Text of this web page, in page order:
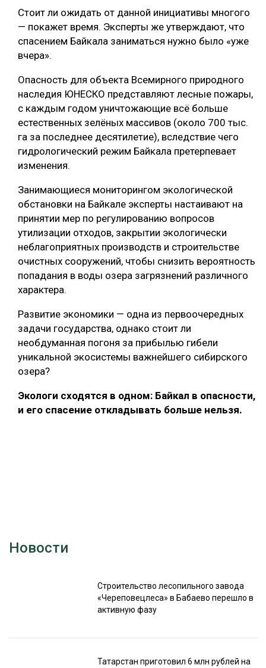
Стоит ли ожидать от данной инициативы многого
— покажет время. Эксперты же утверждают, что
спасением Байкала заниматься нужно было «уже
вчера».
Опасность для объекта Всемирного природного
наследия ЮНЕСКО представляют лесные пожары,
с каждым годом уничтожающие всё больше
естественных зелёных массивов (около 700 тыс.
га за последнее десятилетие), вследствие чего
гидрологический режим Байкала претерпевает
изменения.
Занимающиеся мониторингом экологической
обстановки на Байкале эксперты настаивают на
принятии мер по регулированию вопросов
утилизации отходов, закрытии экологически
неблагоприятных производств и строительстве
очистных сооружений, чтобы снизить вероятность
попадания в воды озера загрязнений различного
характера.
Развитие экономики — одна из первоочередных
задачи государства, однако стоит ли
необдуманная погоня за прибылью гибели
уникальной экосистемы важнейшего сибирского
озера?
Экологи сходятся в одном: Байкал в опасности,
и его спасение откладывать больше нельзя.
Новости
Строительство лесопильного завода
«Череповецлеса» в Бабаево перешло в
активную фазу
Татарстан приготовил 6 млн рублей на